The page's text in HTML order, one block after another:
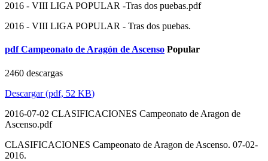
2016 - VIII LIGA POPULAR -Tras dos puebas.pdf
2016 - VIII LIGA POPULAR - Tras dos puebas.
pdf Campeonato de Aragón de Ascenso Popular
2460 descargas
Descargar(pdf, 52 KB)
2016-07-02 CLASIFICACIONES Campeonato de Aragon de
Ascenso.pdf
CLASIFICACIONES Campeonato de Aragon de Ascenso. 07-02-
2016.